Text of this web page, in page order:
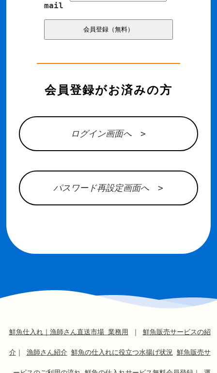
mail
会員登録がお済みの方
ログイン画面へ >
パスワード再設定画面へ >
鮮魚仕入れ｜漁師さん直送市場 業務用 ｜ 鮮魚販売サービスの紹
介 ｜ 漁師さん紹介 鮮魚の仕入れに役立つ水揚げ状況 鮮魚販売サ